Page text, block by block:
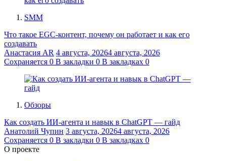
SMM
Что такое EGC-контент, почему он работает и как его
создавать
Анастасия AR 4 августа, 20264 августа, 2026
Сохраняется 0 В закладки 0 В закладках 0
Обзоры
Как создать ИИ-агента и навык в ChatGPT — гайд
Анатолий Чупин 3 августа, 20264 августа, 2026
Сохраняется 0 В закладки 0 В закладках 0
О проекте